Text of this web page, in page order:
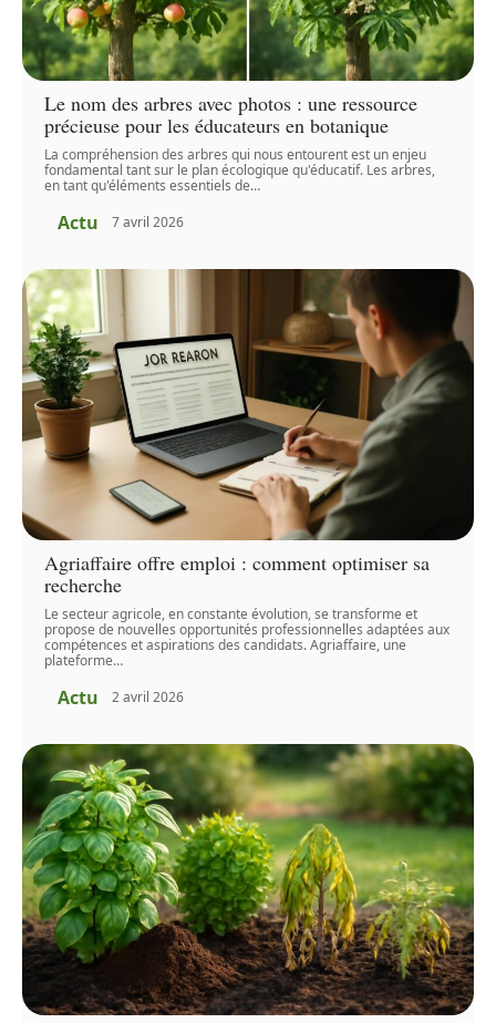
Le nom des arbres avec photos : une ressource
précieuse pour les éducateurs en botanique
La compréhension des arbres qui nous entourent est un enjeu
fondamental tant sur le plan écologique qu'éducatif. Les arbres,
en tant qu'éléments essentiels de…
Actu 7 avril 2026
Agriaffaire offre emploi : comment optimiser sa
recherche
Le secteur agricole, en constante évolution, se transforme et
propose de nouvelles opportunités professionnelles adaptées aux
compétences et aspirations des candidats. Agriaffaire, une
plateforme…
Actu 2 avril 2026